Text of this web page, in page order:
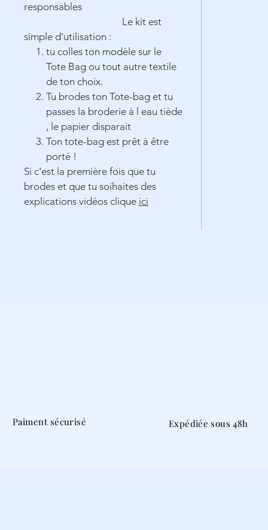
responsables
Le kit est
simple d'utilisation :
tu colles ton modèle sur le
Tote Bag ou tout autre textile
de ton choix.
Tu brodes ton Tote-bag et tu
passes la broderie à l eau tiède
, le papier disparait
Ton tote-bag est prêt à être
porté !
Si c'est la première fois que tu
brodes et que tu soihaites des
explications vidéos clique ici
Paiment sécurisé Expédiée sous 48h